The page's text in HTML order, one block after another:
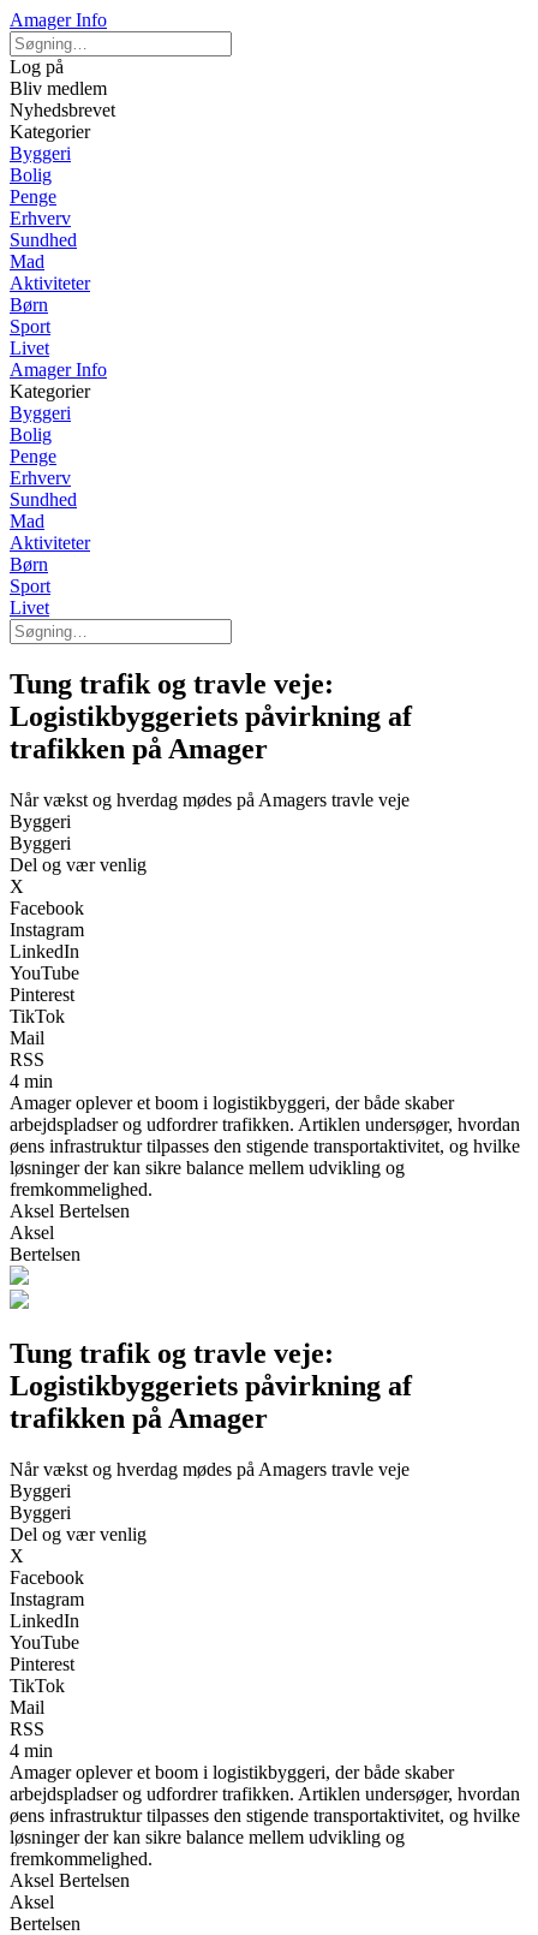
Amager Info
Log på
Bliv medlem
Nyhedsbrevet
Kategorier
Byggeri
Bolig
Penge
Erhverv
Sundhed
Mad
Aktiviteter
Børn
Sport
Livet
Amager Info
Kategorier
Byggeri
Bolig
Penge
Erhverv
Sundhed
Mad
Aktiviteter
Børn
Sport
Livet
Tung trafik og travle veje:
Logistikbyggeriets påvirkning af
trafikken på Amager
Når vækst og hverdag mødes på Amagers travle veje
Byggeri
Byggeri
Del og vær venlig
X
Facebook
Instagram
LinkedIn
YouTube
Pinterest
TikTok
Mail
RSS
4 min
Amager oplever et boom i logistikbyggeri, der både skaber
arbejdspladser og udfordrer trafikken. Artiklen undersøger, hvordan
øens infrastruktur tilpasses den stigende transportaktivitet, og hvilke
løsninger der kan sikre balance mellem udvikling og
fremkommelighed.
Aksel Bertelsen
Aksel
Bertelsen
Tung trafik og travle veje:
Logistikbyggeriets påvirkning af
trafikken på Amager
Når vækst og hverdag mødes på Amagers travle veje
Byggeri
Byggeri
Del og vær venlig
X
Facebook
Instagram
LinkedIn
YouTube
Pinterest
TikTok
Mail
RSS
4 min
Amager oplever et boom i logistikbyggeri, der både skaber
arbejdspladser og udfordrer trafikken. Artiklen undersøger, hvordan
øens infrastruktur tilpasses den stigende transportaktivitet, og hvilke
løsninger der kan sikre balance mellem udvikling og
fremkommelighed.
Aksel Bertelsen
Aksel
Bertelsen